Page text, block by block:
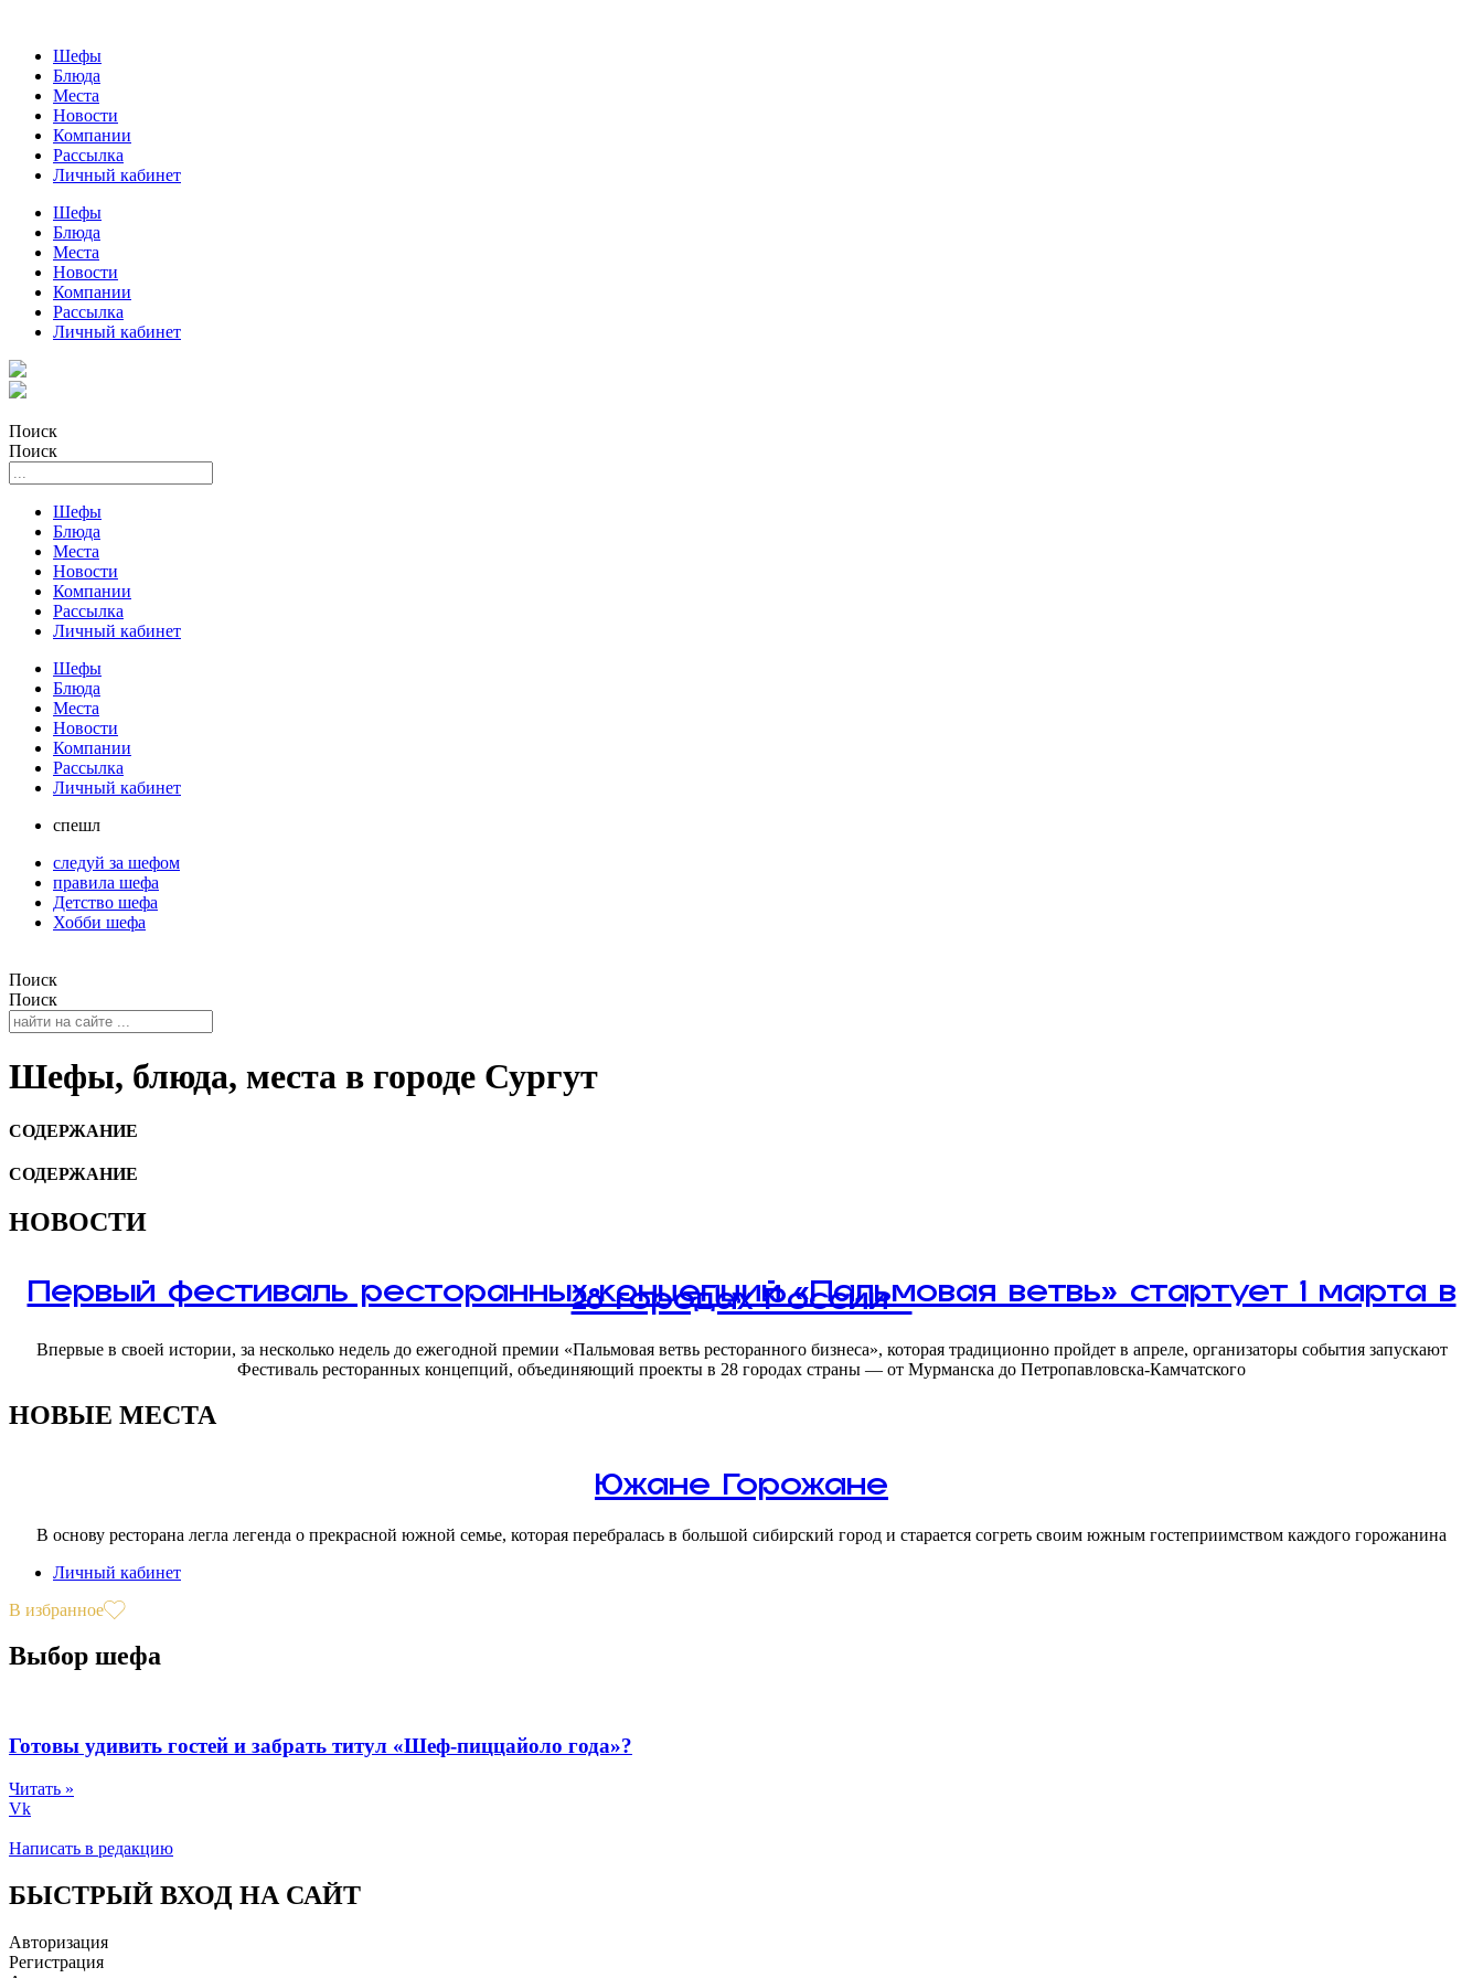
Шефы
Блюда
Места
Новости
Компании
Рассылка
Личный кабинет
Шефы
Блюда
Места
Новости
Компании
Рассылка
Личный кабинет
Поиск
Поиск
Шефы
Блюда
Места
Новости
Компании
Рассылка
Личный кабинет
Шефы
Блюда
Места
Новости
Компании
Рассылка
Личный кабинет
спешл
следуй за шефом
правила шефа
Детство шефа
Хобби шефа
Поиск
Поиск
Шефы, блюда, места в городе Сургут
СОДЕРЖАНИЕ
СОДЕРЖАНИЕ
НОВОСТИ
Первый фестиваль ресторанных концепций «Пальмовая ветвь» стартует 1 марта в
28 городах России
Впервые в своей истории, за несколько недель до ежегодной премии «Пальмовая ветвь ресторанного бизнеса», которая традиционно пройдет в апреле, организаторы события запускают
Фестиваль ресторанных концепций, объединяющий проекты в 28 городах страны — от Мурманска до Петропавловска-Камчатского
НОВЫЕ МЕСТА
Южане Горожане
В основу ресторана легла легенда о прекрасной южной семье, которая перебралась в большой сибирский город и старается согреть своим южным гостеприимством каждого горожанина
Личный кабинет
В избранное
Выбор шефа
Готовы удивить гостей и забрать титул «Шеф-пиццайоло года»?
Читать »
Vk
Написать в редакцию
БЫСТРЫЙ ВХОД НА САЙТ
Авторизация
Регистрация